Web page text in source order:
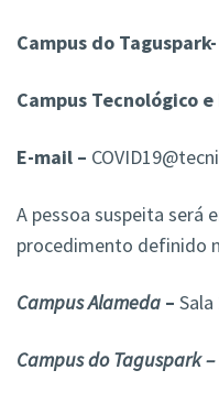
Campus do Taguspark-
Campus Tecnológico e
E-mail –
A pessoa suspeita será
procedimento definido
Campus Alameda–
Campus do Taguspark–